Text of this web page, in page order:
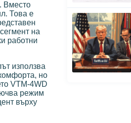
Вместо
Това е
на
работни
използва
но
VTM-4WD
режим
върху